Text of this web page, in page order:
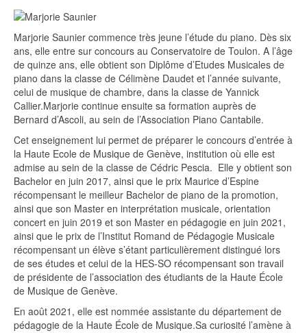
Marjorie Saunier commence très jeune l’étude du piano. Dès six
ans, elle entre sur concours au Conservatoire de Toulon. A l’âge
de quinze ans, elle obtient son Diplôme d’Etudes Musicales de
piano dans la classe de Célimène Daudet et l’année suivante,
celui de musique de chambre, dans la classe de Yannick
Callier.Marjorie continue ensuite sa formation auprès de
Bernard d’Ascoli, au sein de l’Association Piano Cantabile.
Cet enseignement lui permet de préparer le concours d’entrée à
la Haute Ecole de Musique de Genève, institution où elle est
admise au sein de la classe de Cédric Pescia. Elle y obtient son
Bachelor en juin 2017, ainsi que le prix Maurice d’Espine
récompensant le meilleur Bachelor de piano de la promotion,
ainsi que son Master en interprétation musicale, orientation
concert en juin 2019 et son Master en pédagogie en juin 2021,
ainsi que le prix de l’Institut Romand de Pédagogie Musicale
récompensant un élève s’étant particulièrement distingué lors
de ses études et celui de la HES-SO récompensant son travail
de présidente de l’association des étudiants de la Haute École
de Musique de Genève.
En août 2021, elle est nommée assistante du département de
pédagogie de la Haute École de Musique.Sa curiosité l’amène à